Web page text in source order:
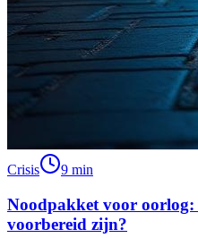
Crisis 9 min
Noodpakket voor oorlog:
voorbereid zijn?